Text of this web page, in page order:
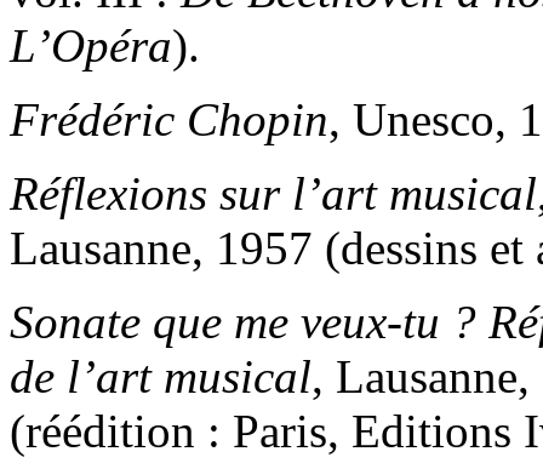
L’Opéra).
Frédéric Chopin, Unesco,
Réflexions sur l’art musical
Lausanne, 1957 (dessins
Sonate que me veux-tu ?
de l’art musical,
(réédition : Paris, Editions